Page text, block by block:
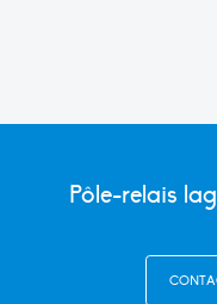
Pôle-relais